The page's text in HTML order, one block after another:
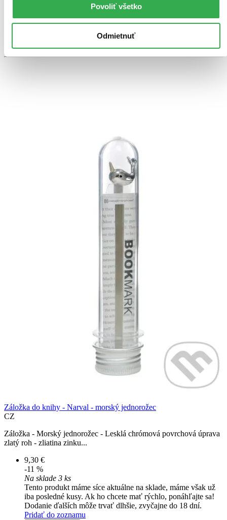
Povoliť všetko
Odmietnuť
Tento produkt máme síce aktuálne na sklade, máme však už
Dodanie ďalších môže trvať dlhšie, zvyčajne do 18 dní.
Záložka do knihy - Narval - morský jednorožec
CZ
Záložka - Morský jednorožec - Lesklá chrómová povrchová úprava
zlatý roh - zliatina zinku...
9,30 €
-11 %
Na sklade 3 ks
Tento produkt máme síce aktuálne na sklade, máme však už
iba posledné kusy. Ak ho chcete mať rýchlo, ponáhľajte sa!
Dodanie ďalších môže trvať dlhšie, zvyčajne do 18 dní.
Pridať do zoznamu